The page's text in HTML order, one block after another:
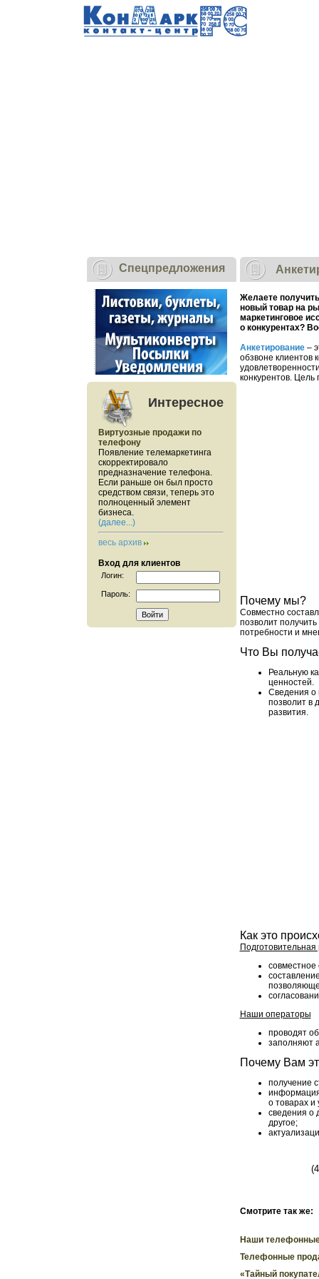
Cпецпредложения
Интересное
Виртуозные продажи по
телефону
Появление телемаркетинга
скорректировало
предназначение телефона.
Если раньше он был просто
средством связи, теперь это
полноценный элемент
бизнеса.
(далее...)
весь архив
Вход для клиентов
Логин:
Пароль:
Желаете
новый товар на
маркетинговое
о конкурентах?
Анкетирование –
обзвоне клиентов
конкурентов.
Почему мы?
Совместно
позволит
потребности и
Что Вы
Реальную
ценностей.
Сведения о
позволит в
развития.
Как это
Подготовительная
Наши операторы
проводят
заполняют
Почему Вам
получение
о товарах и
сведения о
другое;
Смотрите так же:
Наши
Телефонные
«Тайный